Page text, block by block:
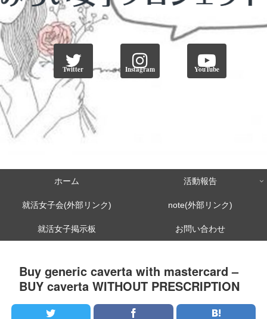
Twitter Instagram YouTube
ホーム 活動報告
就活女子会(外部リンク) note(外部リンク)
就活女子掲示板 お問い合わせ
Buy generic caverta with mastercard –
BUY caverta WITHOUT PRESCRIPTION